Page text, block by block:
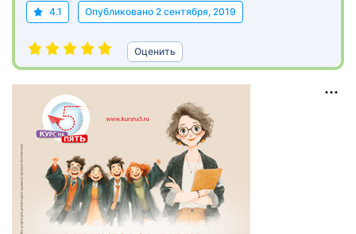
4.1 Опубликовано 2 сентября, 2019
Оценить